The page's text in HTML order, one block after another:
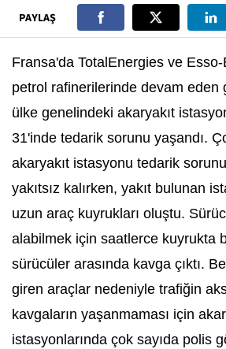
PAYLAŞ
Fransa'da TotalEnergies ve
petrol rafinerilerinde devam eden
ülke genelindeki akaryakıt
31'inde tedarik sorunu yaşandı.
akaryakıt istasyonu tedarik
yakıtsız kalırken, yakıt bulunan
uzun araç kuyrukları oluştu.
alabilmek için saatlerce kuyrukta
sürücüler arasında kavga çıktı.
giren araçlar nedeniyle trafiğin
kavgaların yaşanmaması için
istasyonlarında çok sayıda polis